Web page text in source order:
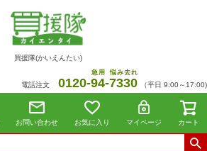
買援隊(かいえんたい)
電話注文 0120-94
急用
-7330
悩み去れ
（平日 9:00～17:00)
お問い合わせ お気に入り マイページ カート